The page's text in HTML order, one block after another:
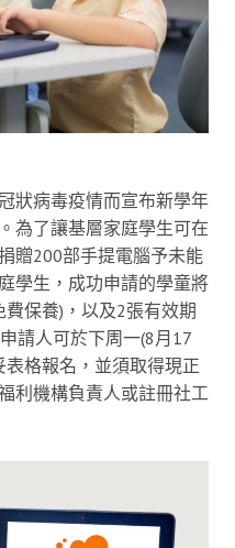
狀病毒疫情而宣布新學年
為了讓基層家庭學生可在
贈200部手提電腦予未能
學生，成功申請的學童將
保養)，以及2張有效期
請人可於下周一(8月17
表格報名，並須取得現正
利機構負責人或註冊社工